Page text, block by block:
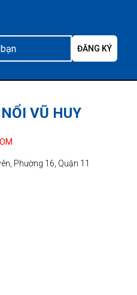
VŨ HUY
Phường 16, Quận 11